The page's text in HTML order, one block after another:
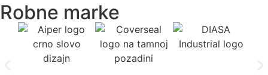
Robne marke